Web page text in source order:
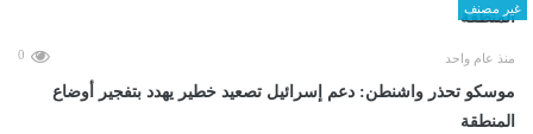
غير مصنف
منذ عام واحد 0
موسكو تحذر واشنطن: دعم إسرائيل تصعيد خطير يهدد بتفجير أوضاع
المنطقة